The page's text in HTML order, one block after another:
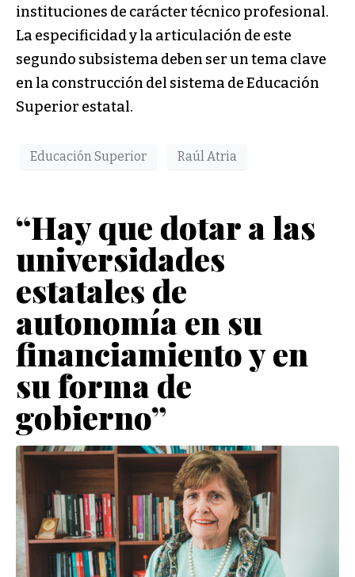
instituciones de carácter técnico profesional.
La especificidad y la articulación de este
segundo subsistema deben ser un tema clave
en la construcción del sistema de Educación
Superior estatal.
Educación Superior Raúl Atria
“Hay que dotar a las
universidades
estatales de
autonomía en su
financiamiento y en
su forma de
gobierno”